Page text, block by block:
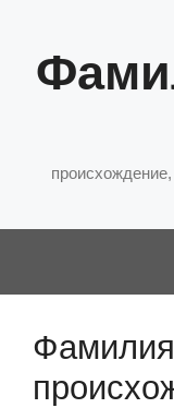
содержимому